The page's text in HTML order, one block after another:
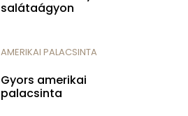
salátaágyon
AMERIKAI PALACSINTA
Gyors amerikai
palacsinta